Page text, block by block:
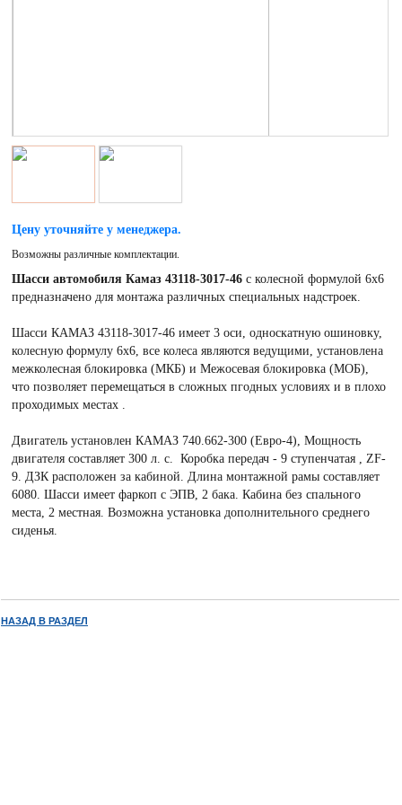
Цену уточняйте у менеджера.
Возможны различные комплектации.
Шасси автомобиля Камаз 43118-3017-46 с колесной формулой 6х6
предназначено для монтажа различных специальных надстроек.
Шасси КАМАЗ 43118-3017-46 имеет 3 оси, односкатную ошиновку,
колесную формулу 6х6, все колеса являются ведущими, установлена
межколесная блокировка (МКБ) и Межосевая блокировка (МОБ),
что позволяет перемещаться в сложных пгодных условиях и в плохо
проходимых местах .
Двигатель установлен КАМАЗ 740.662-300 (Евро-4), Мощность
двигателя составляет 300 л. с. Коробка передач - 9 ступенчатая , ZF-
9. ДЗК расположен за кабиной. Длина монтажной рамы составляет
6080. Шасси имеет фаркоп с ЭПВ, 2 бака. Кабина без спального
места, 2 местная. Возможна установка дополнительного среднего
сиденья.
НАЗАД В РАЗДЕЛ